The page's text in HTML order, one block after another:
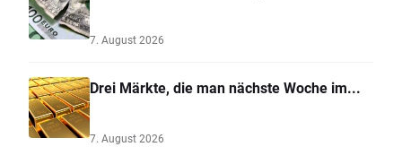
7. August 2026
Drei Märkte, die man nächste Woche im...
7. August 2026